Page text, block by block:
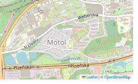
Leaflet|©OpenStreetMap